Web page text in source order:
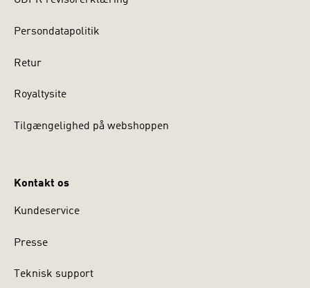
Persondatapolitik
Retur
Royaltysite
Tilgængelighed på webshoppen
Kontakt os
Kundeservice
Presse
Teknisk support